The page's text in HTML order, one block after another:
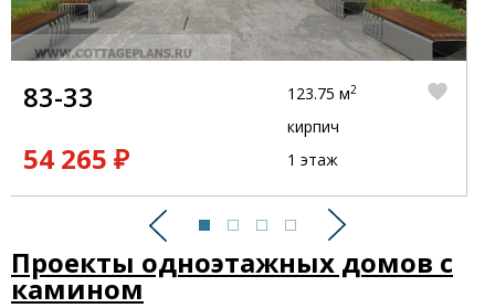
Предыдущий Следующий
83-33
54 265 ₽
123.75 м2
кирпич
1 этаж
Проекты одноэтажных домов с
камином